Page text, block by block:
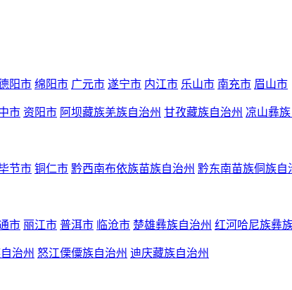
阳市 绵阳市 广元市 遂宁市 内江市 乐山市 南充市 眉山市
市 资阳市 阿坝藏族羌族自治州 甘孜藏族自治州 凉山彝
节市 铜仁市 黔西南布依族苗族自治州 黔东南苗族侗族自
市 丽江市 普洱市 临沧市 楚雄彝族自治州 红河哈尼族彝
治州 怒江傈僳族自治州 迪庆藏族自治州